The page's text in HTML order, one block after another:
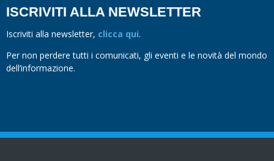
ISCRIVITI ALLA NEWSLETTER
Iscriviti alla newsletter, clicca qui.
Per non perdere tutti i comunicati, gli eventi e le novità del mondo
dell’informazione.